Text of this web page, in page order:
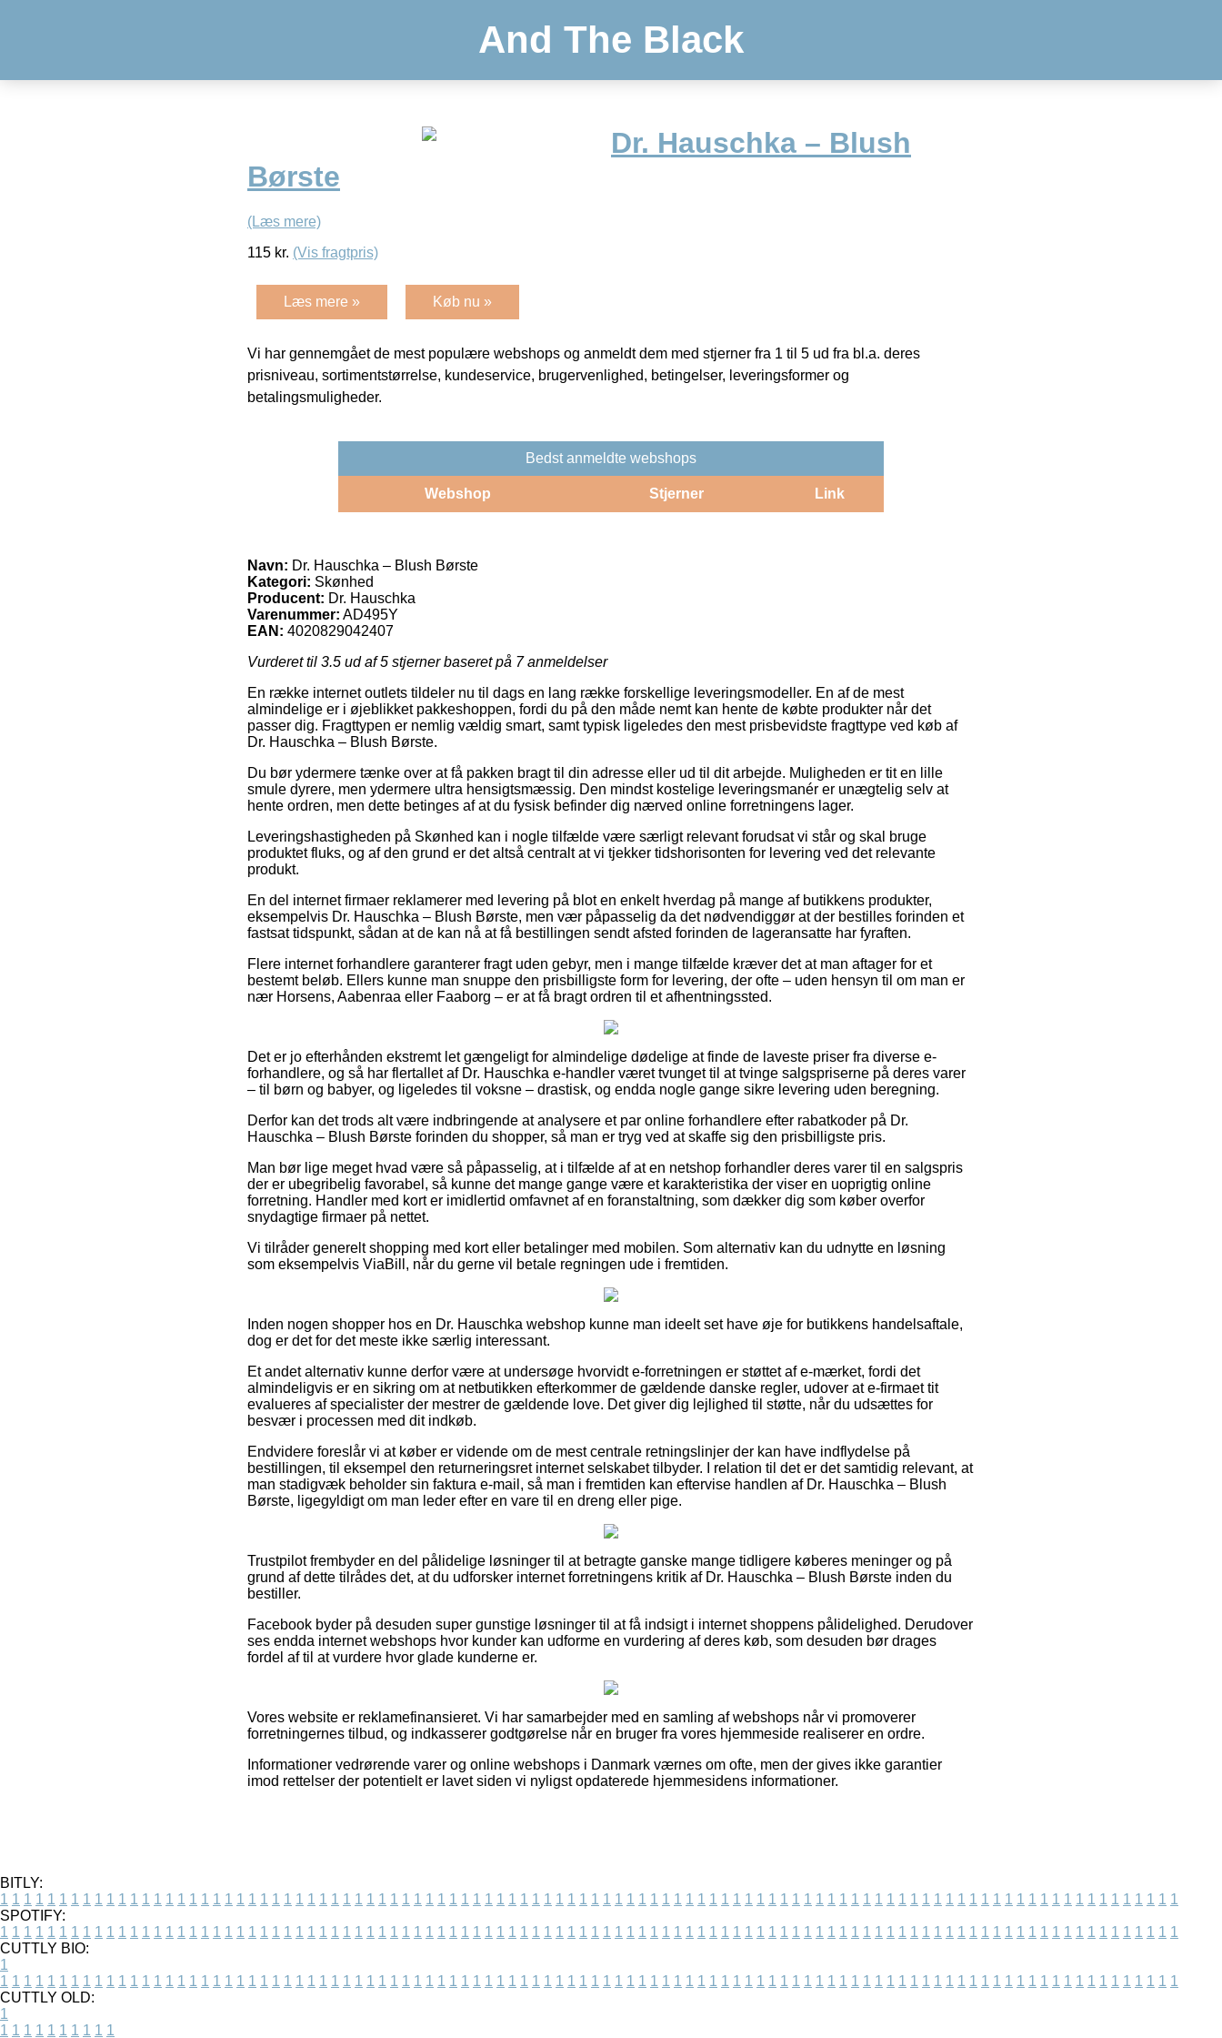
And The Black
Dr. Hauschka – Blush
Børste
(Læs mere)
115 kr. (Vis fragtpris)
Læs mere » Køb nu »
Vi har gennemgået de mest populære webshops og anmeldt dem med stjerner fra 1 til 5 ud fra bl.a. deres
prisniveau, sortimentstørrelse, kundeservice, brugervenlighed, betingelser, leveringsformer og
betalingsmuligheder.
Bedst anmeldte webshops
Webshop Stjerner Link
Navn: Dr. Hauschka – Blush Børste
Kategori: Skønhed
Producent: Dr. Hauschka
Varenummer: AD495Y
EAN: 4020829042407
Vurderet til 3.5 ud af 5 stjerner baseret på 7anmeldelser
En række internet outlets tildeler nu til dags en lang række forskellige leveringsmodeller. En af de mest
almindelige er i øjeblikket pakkeshoppen, fordi du på den måde nemt kan hente de købte produkter når det
passer dig. Fragttypen er nemlig vældig smart, samt typisk ligeledes den mest prisbevidste fragttype ved køb af
Dr. Hauschka – Blush Børste.
Du bør ydermere tænke over at få pakken bragt til din adresse eller ud til dit arbejde. Muligheden er tit en lille
smule dyrere, men ydermere ultra hensigtsmæssig. Den mindst kostelige leveringsmanér er unægtelig selv at
hente ordren, men dette betinges af at du fysisk befinder dig nærved online forretningens lager.
Leveringshastigheden på Skønhed kan i nogle tilfælde være særligt relevant forudsat vi står og skal bruge
produktet fluks, og af den grund er det altså centralt at vi tjekker tidshorisonten for levering ved det relevante
produkt.
En del internet firmaer reklamerer med levering på blot en enkelt hverdag på mange af butikkens produkter,
eksempelvis Dr. Hauschka – Blush Børste, men vær påpasselig da det nødvendiggør at der bestilles forinden et
fastsat tidspunkt, sådan at de kan nå at få bestillingen sendt afsted forinden de lageransatte har fyraften.
Flere internet forhandlere garanterer fragt uden gebyr, men i mange tilfælde kræver det at man aftager for et
bestemt beløb. Ellers kunne man snuppe den prisbilligste form for levering, der ofte – uden hensyn til om man er
nær Horsens, Aabenraa eller Faaborg – er at få bragt ordren til et afhentningssted.
Det er jo efterhånden ekstremt let gængeligt for almindelige dødelige at finde de laveste priser fra diverse e-
forhandlere, og så har flertallet af Dr. Hauschka e-handler været tvunget til at tvinge salgspriserne på deres varer
– til børn og babyer, og ligeledes til voksne – drastisk, og endda nogle gange sikre levering uden beregning.
Derfor kan det trods alt være indbringende at analysere et par online forhandlere efter rabatkoder på Dr.
Hauschka – Blush Børste forinden du shopper, så man er tryg ved at skaffe sig den prisbilligste pris.
Man bør lige meget hvad være så påpasselig, at i tilfælde af at en netshop forhandler deres varer til en salgspris
der er ubegribelig favorabel, så kunne det mange gange være et karakteristika der viser en uoprigtig online
forretning. Handler med kort er imidlertid omfavnet af en foranstaltning, som dækker dig som køber overfor
snydagtige firmaer på nettet.
Vi tilråder generelt shopping med kort eller betalinger med mobilen. Som alternativ kan du udnytte en løsning
som eksempelvis ViaBill, når du gerne vil betale regningen ude i fremtiden.
Inden nogen shopper hos en Dr. Hauschka webshop kunne man ideelt set have øje for butikkens handelsaftale,
dog er det for det meste ikke særlig interessant.
Et andet alternativ kunne derfor være at undersøge hvorvidt e-forretningen er støttet af e-mærket, fordi det
almindeligvis er en sikring om at netbutikken efterkommer de gældende danske regler, udover at e-firmaet tit
evalueres af specialister der mestrer de gældende love. Det giver dig lejlighed til støtte, når du udsættes for
besvær i processen med dit indkøb.
Endvidere foreslår vi at køber er vidende om de mest centrale retningslinjer der kan have indflydelse på
bestillingen, til eksempel den returneringsret internet selskabet tilbyder. I relation til det er det samtidig relevant, at
man stadigvæk beholder sin faktura e-mail, så man i fremtiden kan eftervise handlen af Dr. Hauschka – Blush
Børste, ligegyldigt om man leder efter en vare til en dreng eller pige.
Trustpilot frembyder en del pålidelige løsninger til at betragte ganske mange tidligere køberes meninger og på
grund af dette tilrådes det, at du udforsker internet forretningens kritik af Dr. Hauschka – Blush Børste inden du
bestiller.
Facebook byder på desuden super gunstige løsninger til at få indsigt i internet shoppens pålidelighed. Derudover
ses endda internet webshops hvor kunder kan udforme en vurdering af deres køb, som desuden bør drages
fordel af til at vurdere hvor glade kunderne er.
Vores website er reklamefinansieret. Vi har samarbejder med en samling af webshops når vi promoverer
forretningernes tilbud, og indkasserer godtgørelse når en bruger fra vores hjemmeside realiserer en ordre.
Informationer vedrørende varer og online webshops i Danmark værnes om ofte, men der gives ikke garantier
imod rettelser der potentielt er lavet siden vi nyligst opdaterede hjemmesidens informationer.
BITLY:
1 1 1 1 1 1 1 1 1 1 1 1 1 1 1 1 1 1 1 1 1 1 1 1 1 1 1 1 1 1 1 1 1 1 1 1 1 1 1 1 1 1 1 1 1 1 1 1 1 1 1 1 1 1 1 1 1 1 1 1 1 1 1 1 1 1 1 1 1 1 1 1 1 1 1 1 1 1 1 1 1 1 1 1 1 1 1 1 1 1 1 1 1 1 1 1 1 1 1 1
SPOTIFY:
1 1 1 1 1 1 1 1 1 1 1 1 1 1 1 1 1 1 1 1 1 1 1 1 1 1 1 1 1 1 1 1 1 1 1 1 1 1 1 1 1 1 1 1 1 1 1 1 1 1 1 1 1 1 1 1 1 1 1 1 1 1 1 1 1 1 1 1 1 1 1 1 1 1 1 1 1 1 1 1 1 1 1 1 1 1 1 1 1 1 1 1 1 1 1 1 1 1 1 1
CUTTLY BIO:
1
1 1 1 1 1 1 1 1 1 1 1 1 1 1 1 1 1 1 1 1 1 1 1 1 1 1 1 1 1 1 1 1 1 1 1 1 1 1 1 1 1 1 1 1 1 1 1 1 1 1 1 1 1 1 1 1 1 1 1 1 1 1 1 1 1 1 1 1 1 1 1 1 1 1 1 1 1 1 1 1 1 1 1 1 1 1 1 1 1 1 1 1 1 1 1 1 1 1 1 1
CUTTLY OLD:
1
1 1 1 1 1 1 1 1 1 1